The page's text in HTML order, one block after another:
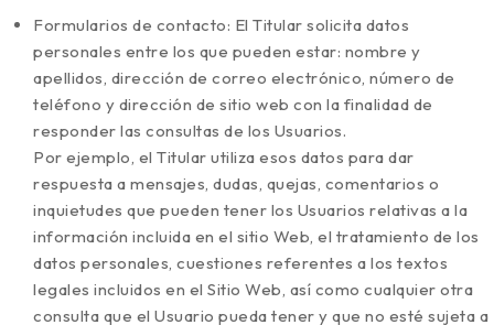
Formularios de contacto: El Titular solicita datos
personales entre los que pueden estar: nombre y
apellidos, dirección de correo electrónico, número de
teléfono y dirección de sitio web con la finalidad de
responder las consultas de los Usuarios.
Por ejemplo, el Titular utiliza esos datos para dar
respuesta a mensajes, dudas, quejas, comentarios o
inquietudes que pueden tener los Usuarios relativas a la
información incluida en el sitio Web, el tratamiento de los
datos personales, cuestiones referentes a los textos
legales incluidos en el Sitio Web, así como cualquier otra
consulta que el Usuario pueda tener y que no esté sujeta a